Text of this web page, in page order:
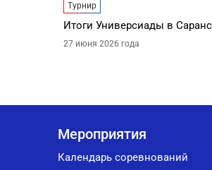
Турнир
Итоги Универсиады в
27 июня 2026 года
Мероприятия
Календарь соревнований